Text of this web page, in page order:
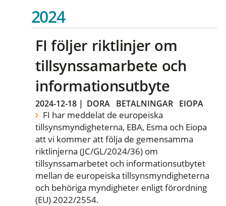
2024
FI följer riktlinjer om
tillsynssamarbete och
informationsutbyte
2024-12-18 | DORA BETALNINGAR EIOPA
FI har meddelat de europeiska
tillsynsmyndigheterna, EBA, Esma och Eiopa
att vi kommer att följa de gemensamma
riktlinjerna (JC/GL/2024/36) om
tillsynssamarbetet och informationsutbytet
mellan de europeiska tillsynsmyndigheterna
och behöriga myndigheter enligt förordning
(EU) 2022/2554.